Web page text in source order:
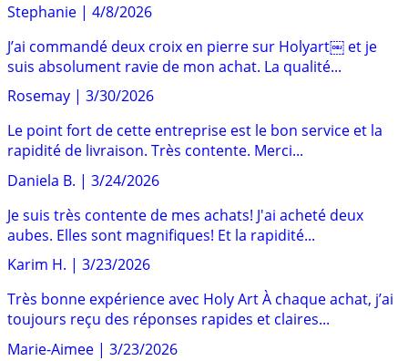
Stephanie | 4/8/2026
J’ai commandé deux croix en pierre sur Holyart￼ et je
suis absolument ravie de mon achat. La qualité...
Rosemay | 3/30/2026
Le point fort de cette entreprise est le bon service et la
rapidité de livraison. Très contente. Merci...
Daniela B. | 3/24/2026
Je suis très contente de mes achats! J'ai acheté deux
aubes. Elles sont magnifiques! Et la rapidité...
Karim H. | 3/23/2026
Très bonne expérience avec Holy Art À chaque achat, j’ai
toujours reçu des réponses rapides et claires...
Marie-Aimee | 3/23/2026